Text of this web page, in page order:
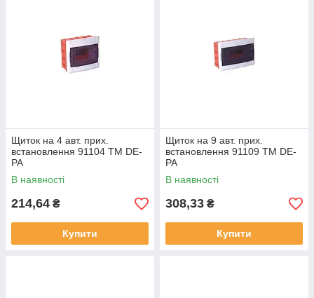
Щиток на 4 авт. прих.
встановлення 91104 ТМ DE-
PA
В наявності
214,64 ₴
Купити
Щиток на 9 авт. прих.
встановлення 91109 ТМ DE-
PA
В наявності
308,33 ₴
Купити